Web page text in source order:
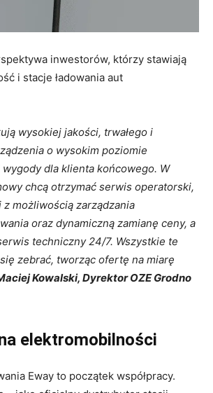
inwestorów, którzy stawiają
i stacje ładowania aut
wysokiej jakości, trwałego i
o wysokim poziomie
dla klienta końcowego. W
chcą otrzymać serwis operatorski,
z możliwością zarządzania
oraz dynamiczną zamianę ceny, a
techniczny 24/7. Wszystkie te
zebrać, tworząc ofertę na miarę
Kowalski, Dyrektor OZE Grodno
elektromobilności
Eway to początek współpracy.